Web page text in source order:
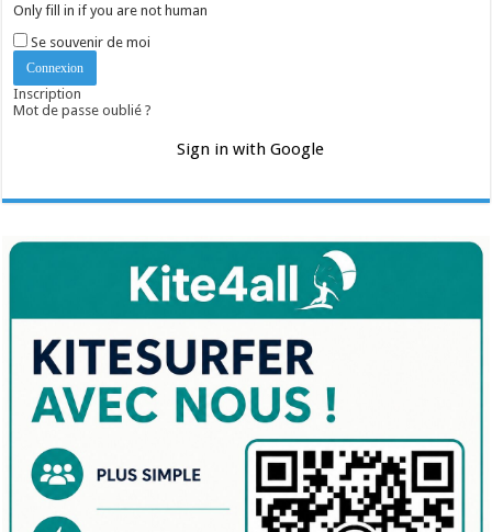
Only fill in if you are not human
Se souvenir de moi
Inscription
Mot de passe oublié ?
Sign in with Google